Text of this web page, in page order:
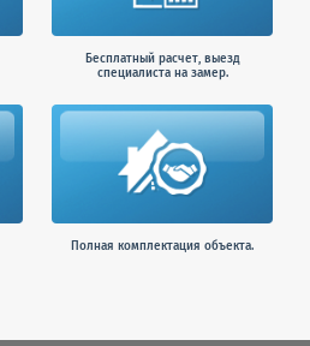
Бесплатный расчет, выезд
специалиста на замер.
Полная комплектация объекта.